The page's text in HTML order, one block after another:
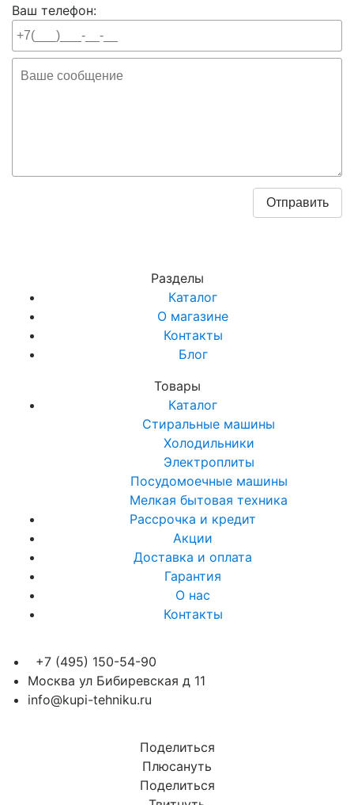
Ваш телефон:
Разделы
Каталог
О магазине
Контакты
Блог
Товары
Каталог
Стиральные машины
Холодильники
Электроплиты
Посудомоечные машины
Мелкая бытовая техника
Рассрочка и кредит
Акции
Доставка и оплата
Гарантия
О нас
Контакты
+7 (495) 150-54-90
Москва ул Бибиревская д 11
info@kupi-tehniku.ru
Поделиться
Плюсануть
Поделиться